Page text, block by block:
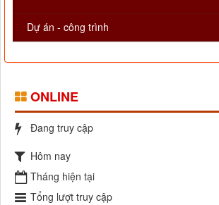
Dự án - công trình
ONLINE
Đang truy cập
Hôm nay
Tháng hiện tại
Tổng lượt truy cập